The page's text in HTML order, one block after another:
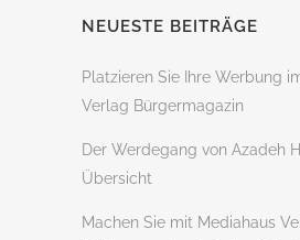
NEUESTE BEITRÄGE
Platzieren Sie Ihre Werbung
Verlag Bürgermagazin
Der Werdegang von Azadeh
Übersicht
Machen Sie mit Mediahaus